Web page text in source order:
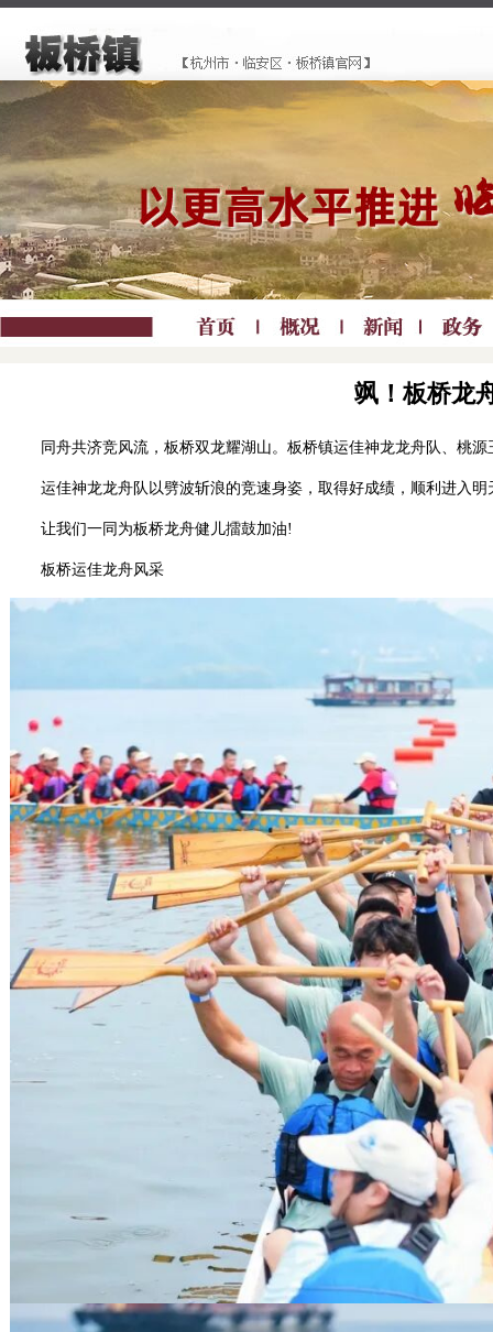
飒！板桥龙
同舟共济竞风流，板桥双龙耀湖山。板桥镇运佳神龙龙舟队、桃
运佳神龙龙舟队以劈波斩浪的竞速身姿，取得好成绩，顺利进入
让我们一同为板桥龙舟健儿擂鼓加油!
板桥运佳龙舟风采